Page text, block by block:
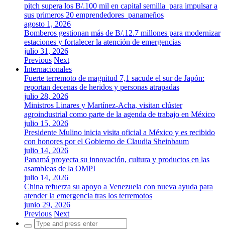
pitch supera los B/.100 mil en capital semilla para impulsar a
sus primeros 20 emprendedores panameños
agosto 1, 2026
Bomberos gestionan más de B/.12.7 millones para modernizar
estaciones y fortalecer la atención de emergencias
julio 31, 2026
Previous Next
Internacionales
Fuerte terremoto de magnitud 7,1 sacude el sur de Japón:
reportan decenas de heridos y personas atrapadas
julio 28, 2026
Ministros Linares y Martínez-Acha, visitan clúster
agroindustrial como parte de la agenda de trabajo en México
julio 15, 2026
Presidente Mulino inicia visita oficial a México y es recibido
con honores por el Gobierno de Claudia Sheinbaum
julio 14, 2026
Panamá proyecta su innovación, cultura y productos en las
asambleas de la OMPI
julio 14, 2026
China refuerza su apoyo a Venezuela con nueva ayuda para
atender la emergencia tras los terremotos
junio 29, 2026
Previous Next
Search
for: